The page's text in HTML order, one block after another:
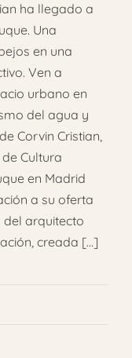
ha llegado a
Una
en una
Ven a
urbano en
del agua y
Corvin Cristian,
Cultura
en Madrid
a su oferta
del arquitecto
creada [...]